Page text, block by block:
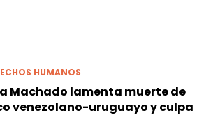
HUMANOS
Machado lamenta muerte de
venezolano-uruguayo y culpa